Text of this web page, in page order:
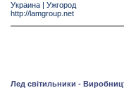
Украина | Ужгород
http://lamgroup.net
Лед світильники -